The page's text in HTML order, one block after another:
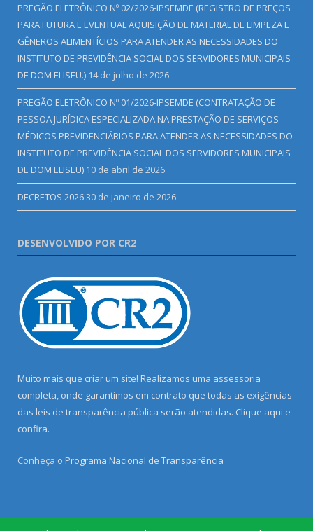
PREGÃO ELETRÔNICO Nº 02/2026-IPSEMDE (REGISTRO DE PREÇOS
PARA FUTURA E EVENTUAL AQUISIÇÃO DE MATERIAL DE LIMPEZA E
GÊNEROS ALIMENTÍCIOS PARA ATENDER AS NECESSIDADES DO
INSTITUTO DE PREVIDÊNCIA SOCIAL DOS SERVIDORES MUNICIPAIS
DE DOM ELISEU.) 14 de julho de 2026
PREGÃO ELETRÔNICO Nº 01/2026-IPSEMDE (CONTRATAÇÃO DE
PESSOA JURÍDICA ESPECIALIZADA NA PRESTAÇÃO DE SERVIÇOS
MÉDICOS PREVIDENCIÁRIOS PARA ATENDER AS NECESSIDADES DO
INSTITUTO DE PREVIDÊNCIA SOCIAL DOS SERVIDORES MUNICIPAIS
DE DOM ELISEU) 10 de abril de 2026
DECRETOS 202630 de janeiro de 2026
DESENVOLVIDO POR CR2
Muito mais que criar um site! Realizamos uma assessoria
completa, onde garantimos em contrato que todas as exigências
das leis de transparência pública serão atendidas. Clique aqui e
confira.
Conheça o Programa Nacional de Transparência